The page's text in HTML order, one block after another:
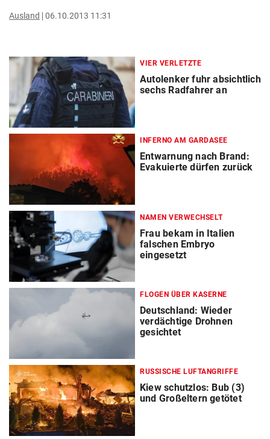
Ausland 06.10.2013 11:31
VIER VERLETZTE
Autolenker fuhr absichtlich
sechs Radfahrer an
INFERNO AM GARDASEE
Entwarnung nach Brand:
Evakuierte dürfen zurück
NAMEN VERWECHSELT
Frau bekam in Italien
falschen Embryo
eingesetzt
FLOGEN ÜBER KASERNE
Deutschland: Wieder
verdächtige Drohnen
gesichtet
RUSSISCHE LUFTANGRIFFE
Kiew schutzlos: Bub (3)
und Großeltern getötet